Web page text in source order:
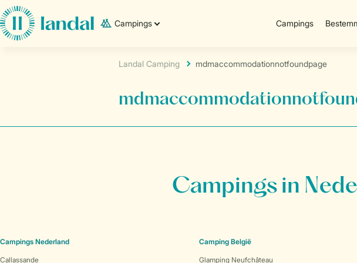
Campings Campings
Landal Camping mdmaccommodationnotfoundpage
Campings in
Campings Nederland
Callassande
Camping België
Glamping Neufchâteau